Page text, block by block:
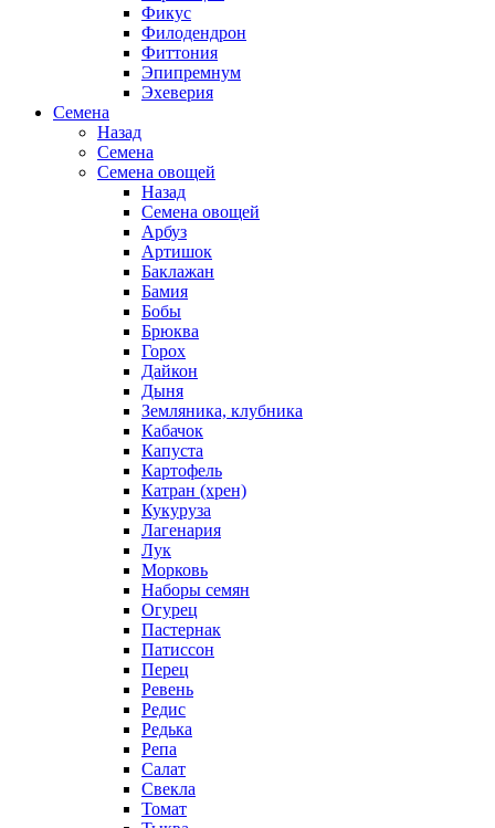
Фикус
Филодендрон
Фиттония
Эпипремнум
Эхеверия
Семена
Назад
Семена
Семена овощей
Назад
Семена овощей
Арбуз
Артишок
Баклажан
Бамия
Бобы
Брюква
Горох
Дайкон
Дыня
Земляника, клубника
Кабачок
Капуста
Картофель
Катран (хрен)
Кукуруза
Лагенария
Лук
Морковь
Наборы семян
Огурец
Пастернак
Патиссон
Перец
Ревень
Редис
Редька
Репа
Салат
Свекла
Томат